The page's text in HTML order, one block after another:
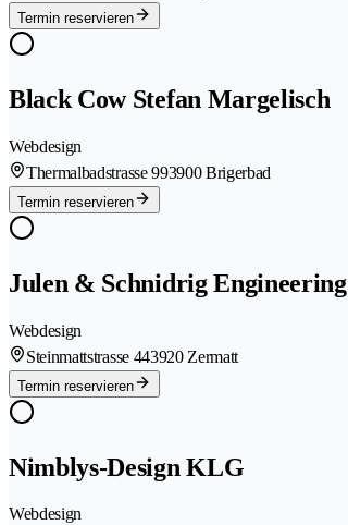
Termin reservieren
Black Cow Stefan Margelisch
Webdesign
Thermalbadstrasse 993900 Brigerbad
Termin reservieren
Julen & Schnidrig Engineering
Webdesign
Steinmattstrasse 443920 Zermatt
Termin reservieren
Nimblys-Design KLG
Webdesign